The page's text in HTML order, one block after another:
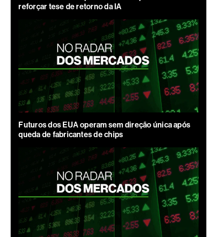
reforçar tese de retorno da IA
Futuros dos EUA operam sem direção única após
queda de fabricantes de chips